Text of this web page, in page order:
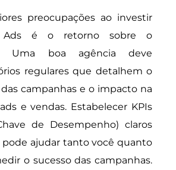
preocupações ao investir
Ads é o retorno sobre o
Uma boa agência deve
regulares que detalhem o
campanhas e o impacto na
e vendas. Estabelecer KPIs
de Desempenho) claros
pode ajudar tanto você quanto
o sucesso das campanhas.